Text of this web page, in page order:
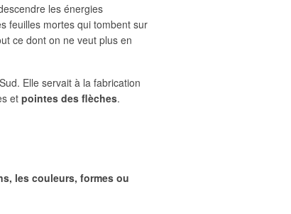
les énergies
feuilles mortes qui tombent sur
ce dont on ne veut plus en
Elle servait à la fabrication
et pointes des flèches.
les couleurs, formes ou